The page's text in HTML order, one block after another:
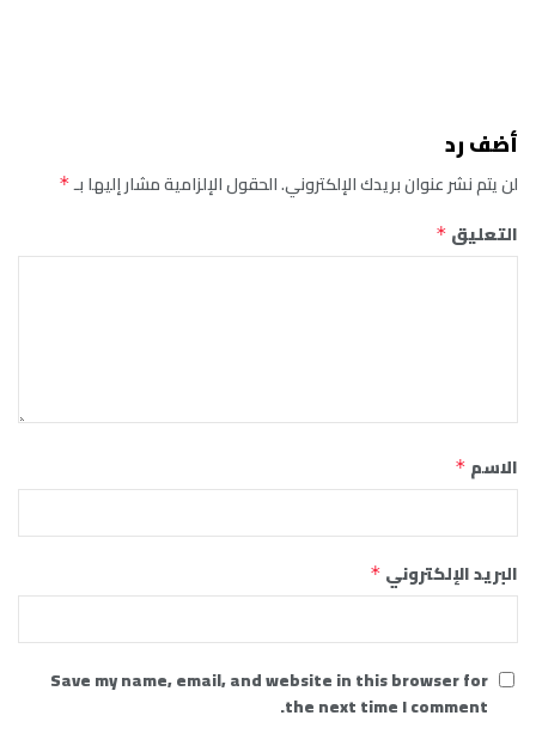
أضف رد
لن يتم نشر عنوان بريدك الإلكتروني.الحقول الإلزامية مشار إليها بـ*
التعليق *
الاسم *
البريد الإلكتروني *
Save my name, email, and website in this browser for
the next time I comment.